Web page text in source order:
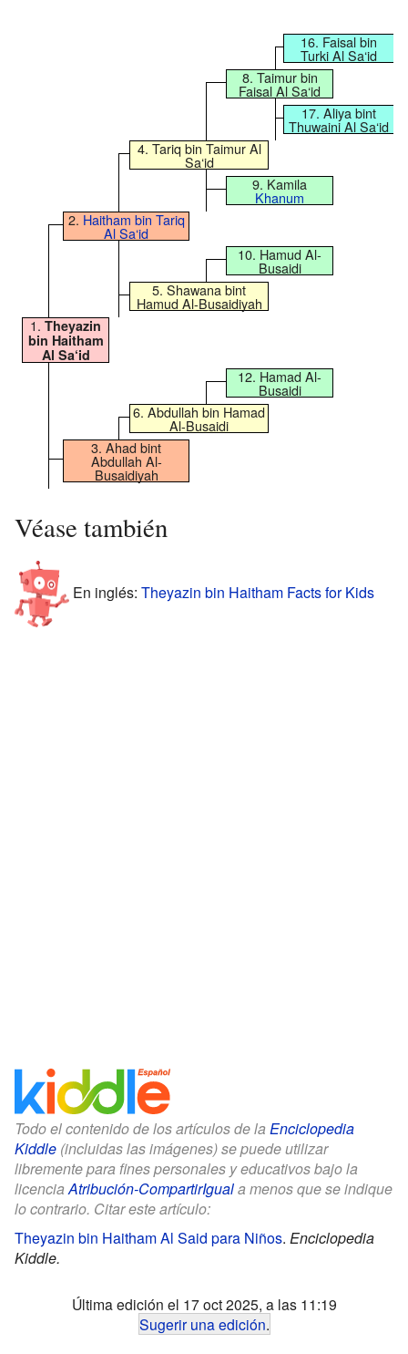
16. Faisal bin
Turki Al Sa‘id
8. Taimur bin
Faisal Al Sa‘id
17. Aliya bint
Thuwaini Al Sa‘id
4. Tariq bin Taimur Al
Sa‘id
9. Kamila
Khanum
2.Haitham bin Tariq
Al Sa‘id
10. Hamud Al-
Busaidi
5. Shawana bint
Hamud Al-Busaidiyah
1.Theyazin
bin Haitham
Al Sa‘id
12. Hamad Al-
Busaidi
6. Abdullah bin Hamad
Al-Busaidi
3. Ahad bint
Abdullah Al-
Busaidiyah
Véase también
En inglés: Theyazin bin Haitham Facts for Kids
Todo el contenido de los artículos de la Enciclopedia
Kiddle (incluidas las imágenes) se puede utilizar
libremente para fines personales y educativos bajo la
licenciaAtribución-CompartirIguala menos que se indique
lo contrario. Citar este artículo:
Theyazin bin Haitham Al Said para Niños. Enciclopedia
Kiddle.
Última edición el 17 oct 2025, a las 11:19
Sugerir una edición.